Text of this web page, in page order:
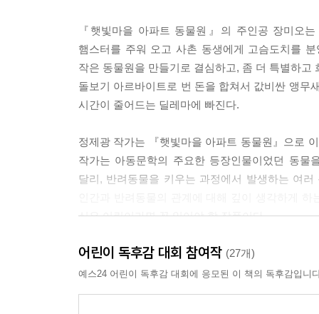
『햇빛마을 아파트 동물원』의 주인공 장미오
햄스터를 주워 오고 사촌 동생에게 고슴도치를
작은 동물원을 만들기로 결심하고, 좀 더 특별하
돌보기 아르바이트로 번 돈을 합쳐서 값비싼 앵무
시간이 줄어드는 딜레마에 빠진다.
정제광 작가는 『햇빛마을 아파트 동물원』으로
작가는 아동문학의 주요한 등장인물이었던 동물
달리, 반려동물을 키우는 과정에서 발생하는 여
싶은 어린이라면 꼭 읽어야 할 작품이다.
동물을 기르면서 함께 자라는 아이의 성장 이야기
어린이 독후감 대회 참여작 (27개)
예스24 어린이 독후감 대회에 응모된 이 책의 독후감입니